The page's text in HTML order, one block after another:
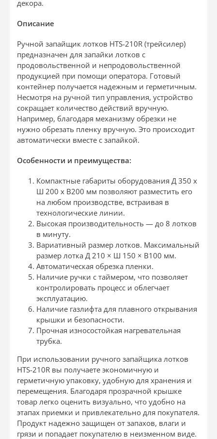
декора.
Описание
Ручной запайщик лотков HTS-210R (трейсилер)
предназначен для запайки лотков с
продовольственной и непродовольственной
продукцией при помощи оператора. Готовый
контейнер получается надежным и герметичным.
Несмотря на ручной тип управления, устройство
сокращает количество действий вручную.
Например, благодаря механизму обрезки не
нужно обрезать пленку вручную. Это происходит
автоматически вместе с запайкой.
Особенности и преимущества:
Компактные габариты оборудования Д 350 x
Ш 200 x В200 мм позволяют разместить его
на любом производстве, встраивая в
технологические линии.
Высокая производительность — до 8 лотков
в минуту.
Вариативный размер лотков. Максимальный
размер лотка Д 210 × Ш 150 × В100 мм.
Автоматическая обрезка пленки.
Наличие ручки с таймером, что позволяет
контролировать процесс и облегчает
эксплуатацию.
Наличие газлифта для плавного открывания
крышки и безопасности.
Прочная износостойкая нагревательная
трубка.
При использовании ручного запайщика лотков
HTS-210R вы получаете экономичную и
герметичную упаковку, удобную для хранения и
перемещения. Благодаря прозрачной крышке
товар легко оценить визуально, что удобно на
этапах приемки и привлекательно для покупателя.
Продукт надежно защищен от запахов, влаги и
грязи и попадает покупателю в неизменном виде.